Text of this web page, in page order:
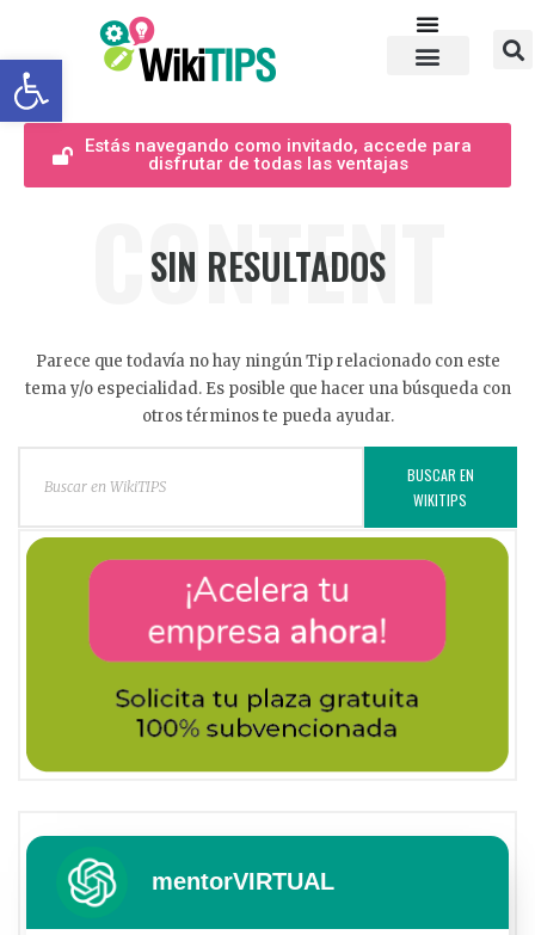
Abrir barra de herramientas
Estás navegando como invitado, accede para
disfrutar de todas las ventajas
CONTENT
SIN RESULTADOS
Parece que todavía no hay ningún Tip relacionado con este
tema y/o especialidad. Es posible que hacer una búsqueda con
otros términos te pueda ayudar.
BUSCAR EN
WIKITIPS
mentorVIRTUAL